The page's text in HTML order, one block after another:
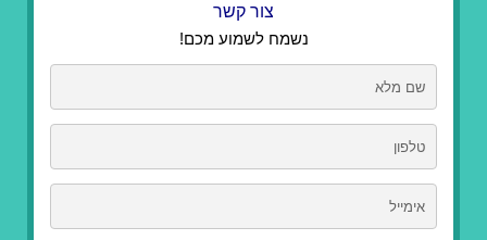
צור קשר
נשמח לשמוע מכם!